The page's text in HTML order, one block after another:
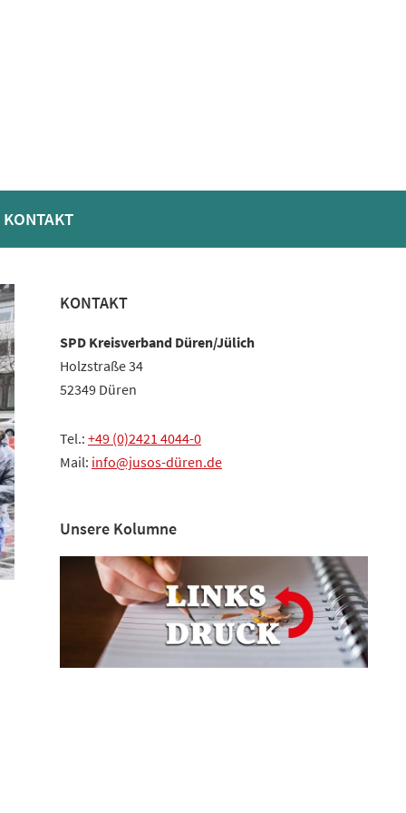
KONTAKT
Haupt-
Sidebar
KONTAKT
SPD Kreisverband Düren/Jülich
Holzstraße 34
52349 Düren
Tel.: +49 (0)2421 4044-0
Mail: info@jusos-düren.de
Unsere Kolumne